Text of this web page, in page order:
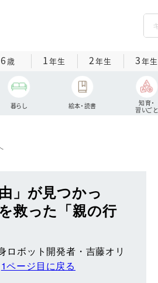
6歳 1年生 2年生 3年生
暮らし 絵本・読書
知育・
習いごと
」が見つかっ
救った「親の行
ボット開発者・吉藤オリ
1ページ目に戻る